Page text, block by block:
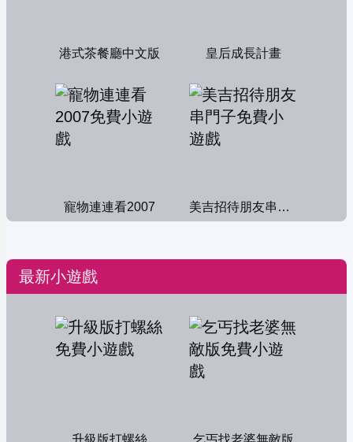
港式茶餐廳中文版 皇后成長計畫
寵物連連看2007 美吉招待朋友串門子
最新小遊戲
升級版打螺絲 乞丐找老婆無敵版